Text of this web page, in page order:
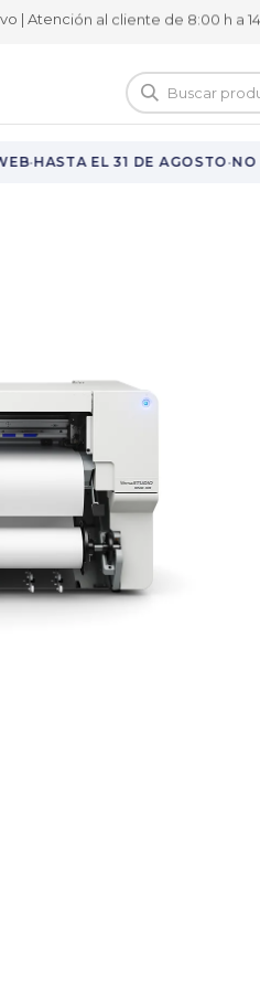
| Atención al cliente de 8:00 h a
Vuelta al cole
·HASTA EL 31 DE AGOSTO·NO